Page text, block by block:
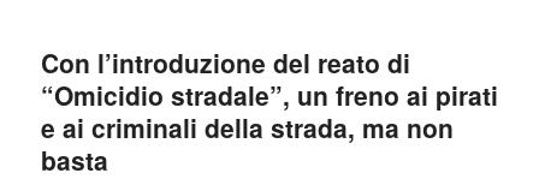
Con l’introduzione del reato di
“Omicidio stradale”, un freno ai pirati
e ai criminali della strada, ma non
basta